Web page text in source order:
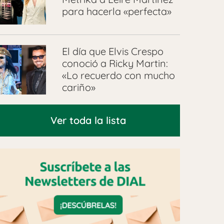
para hacerla «perfecta»
El día que Elvis Crespo
conoció a Ricky Martin:
«Lo recuerdo con mucho
cariño»
Ver toda la lista